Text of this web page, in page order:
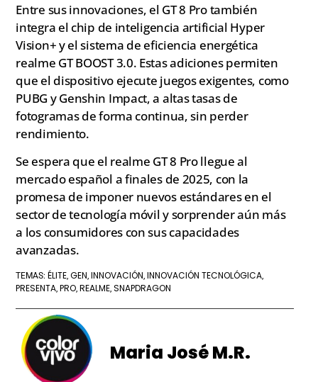
Entre sus innovaciones, el GT 8 Pro también
integra el chip de inteligencia artificial Hyper
Vision+ y el sistema de eficiencia energética
realme GT BOOST 3.0. Estas adiciones permiten
que el dispositivo ejecute juegos exigentes, como
PUBG y Genshin Impact, a altas tasas de
fotogramas de forma continua, sin perder
rendimiento.
Se espera que el realme GT 8 Pro llegue al
mercado español a finales de 2025, con la
promesa de imponer nuevos estándares en el
sector de tecnología móvil y sorprender aún más
a los consumidores con sus capacidades
avanzadas.
TEMAS:ÉLITE ,GEN ,INNOVACIÓN ,INNOVACIÓN TECNOLÓGICA
PRESENTA ,PRO ,REALME ,SNAPDRAGON
Maria José M.R.